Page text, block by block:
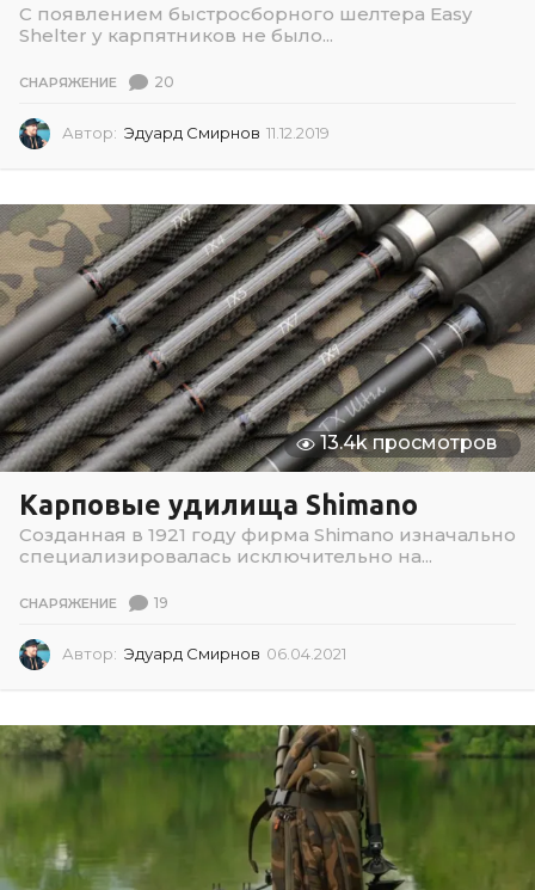
С появлением быстросборного шелтера Easy
Shelter у карпятников не было...
СНАРЯЖЕНИЕ 20
Автор: Эдуард Смирнов 11.12.2019
1
2
.
2
0
1
9
13.4k просмотров
Карповые удилища Shimano
Созданная в 1921 году фирма Shimano изначально
специализировалась исключительно на...
СНАРЯЖЕНИЕ 19
Автор: Эдуард Смирнов 06.04.2021
0
7
.
2
0
2
6